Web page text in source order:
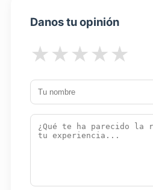
Danos tu opinión
★
★
★
★
★